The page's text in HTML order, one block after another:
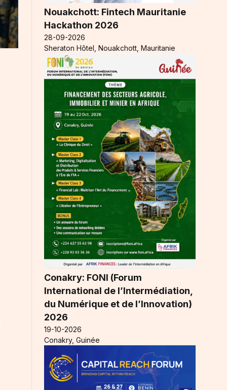
Nouakchott: Fintech Mauritanie
Hackathon 2026
28-09-2026
Sheraton Hôtel, Nouakchott, Mauritanie
Conakry: FONI (Forum
International de l’Intermédiation,
du Numérique et de l’Innovation)
2026
19-10-2026
Conakry, Guinée